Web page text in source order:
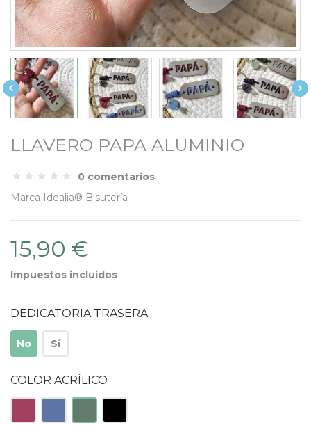
 
LLAVERO PAPA ALUMINIO
0 comentarios
Marca Idealia® Bisutería
15,90 €
Impuestos incluidos
DEDICATORIA TRASERA
No Sí
COLOR ACRÍLICO
Acrílico
Granate
Acrílico
AcrílicoAcrílico
Negro